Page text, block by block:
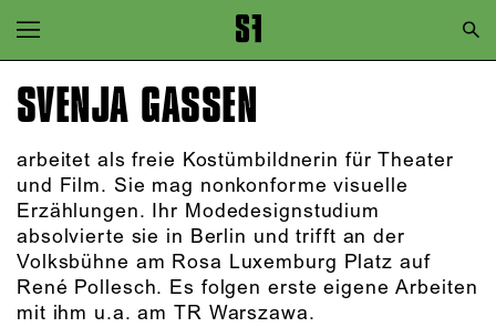
Zur Hauptnavigation springen
Zum Hauptinhalt springen
SVENJA GASSEN
arbeitet als freie Kostümbildnerin für Theater
und Film. Sie mag nonkonforme visuelle
Erzählungen. Ihr Modedesignstudium
absolvierte sie in Berlin und trifft an der
Volksbühne am Rosa Luxemburg Platz auf
René Pollesch. Es folgen erste eigene Arbeiten
mit ihm u.a. am TR Warszawa.